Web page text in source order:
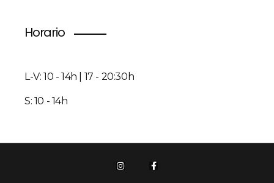
Horario
L-V: 10 - 14h | 17 - 20:30h
S: 10 - 14h